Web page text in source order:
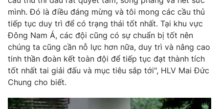
mình. Đó là điều đáng mừng và tôi mong các cầu thủ
tiếp tục duy trì để có trạng thái tốt nhất. Tại khu vực
Đông Nam Á, các đội cũng có sự chuẩn bị tốt nên
chúng ta cũng cần nỗ lực hơn nữa, duy trì và nâng cao
tinh thần đoàn kết toàn đội để tiếp tục đạt thành tích
tốt nhất tai giải đấu và mục tiêu sắp tới", HLV Mai Đức
Chung cho biết.